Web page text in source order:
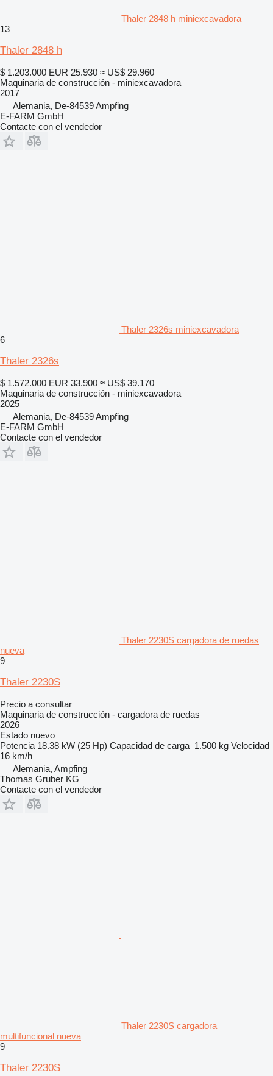
Thaler 2848 h miniexcavadora
13
Thaler 2848 h
$ 1.203.000 EUR 25.930 ≈ US$ 29.960
Maquinaria de construcción - miniexcavadora
2017
Alemania, De-84539 Ampfing
E-FARM GmbH
Contacte con el vendedor
Thaler 2326s miniexcavadora
6
Thaler 2326s
$ 1.572.000 EUR 33.900 ≈ US$ 39.170
Maquinaria de construcción - miniexcavadora
2025
Alemania, De-84539 Ampfing
E-FARM GmbH
Contacte con el vendedor
Thaler 2230S cargadora de ruedas
nueva
9
Thaler 2230S
Precio a consultar
Maquinaria de construcción - cargadora de ruedas
2026
Estado nuevo
Potencia 18.38 kW (25 Hp) Capacidad de carga 1.500 kg Velocidad
16 km/h
Alemania, Ampfing
Thomas Gruber KG
Contacte con el vendedor
Thaler 2230S cargadora
multifuncional nueva
9
Thaler 2230S